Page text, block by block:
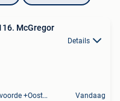
McGregor
Details
Oostende Zandvoorde +Oostende Vandaag